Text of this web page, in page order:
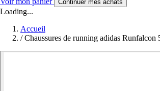
Continuer mes achats
Loading...
Accueil
/ Chaussures de running adidas Runfalcon